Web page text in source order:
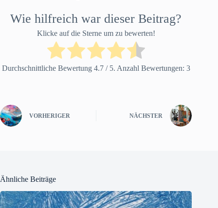
Wie hilfreich war dieser Beitrag?
Klicke auf die Sterne um zu bewerten!
Durchschnittliche Bewertung 4.7/ 5. Anzahl Bewertungen: 3
VORHERIGER NÄCHSTER
Ähnliche Beiträge